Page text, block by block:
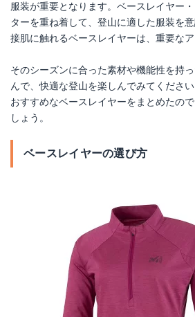
服装が重要となります。ベースレイヤー
ターを重ね着して、登山に適した服装を
接肌に触れるベースレイヤーは、重要なア
そのシーズンに合った素材や機能性を持
んで、快適な登山を楽しんでみてくださ
おすすめなベースレイヤーをまとめたの
しょう。
ベースレイヤーの選び方